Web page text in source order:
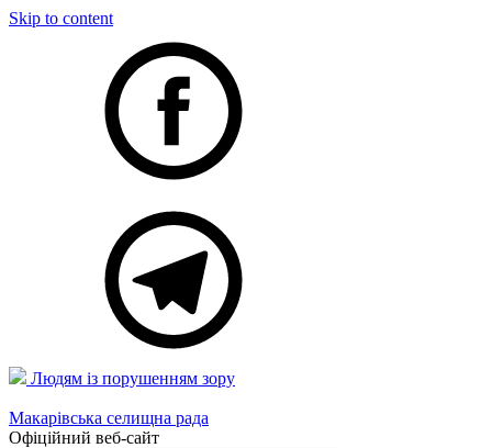
Skip to content
Людям із порушенням зору
Макарівська селищна рада
Офіційний веб-сайт